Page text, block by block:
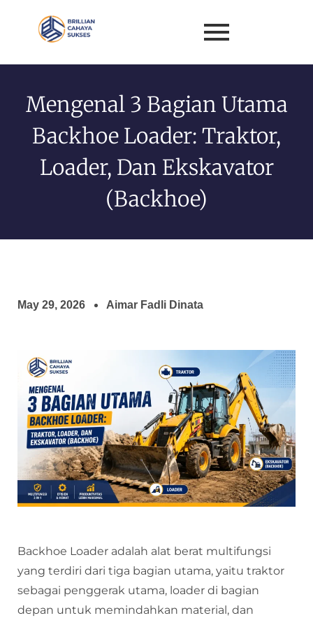
Mengenal 3 Bagian Utama
Backhoe Loader: Traktor,
Loader, Dan Ekskavator
(Backhoe)
May 29, 2026 Aimar Fadli Dinata
Backhoe Loader adalah alat berat multifungsi
yang terdiri dari tiga bagian utama, yaitu traktor
sebagai penggerak utama, loader di bagian
depan untuk memindahkan material, dan